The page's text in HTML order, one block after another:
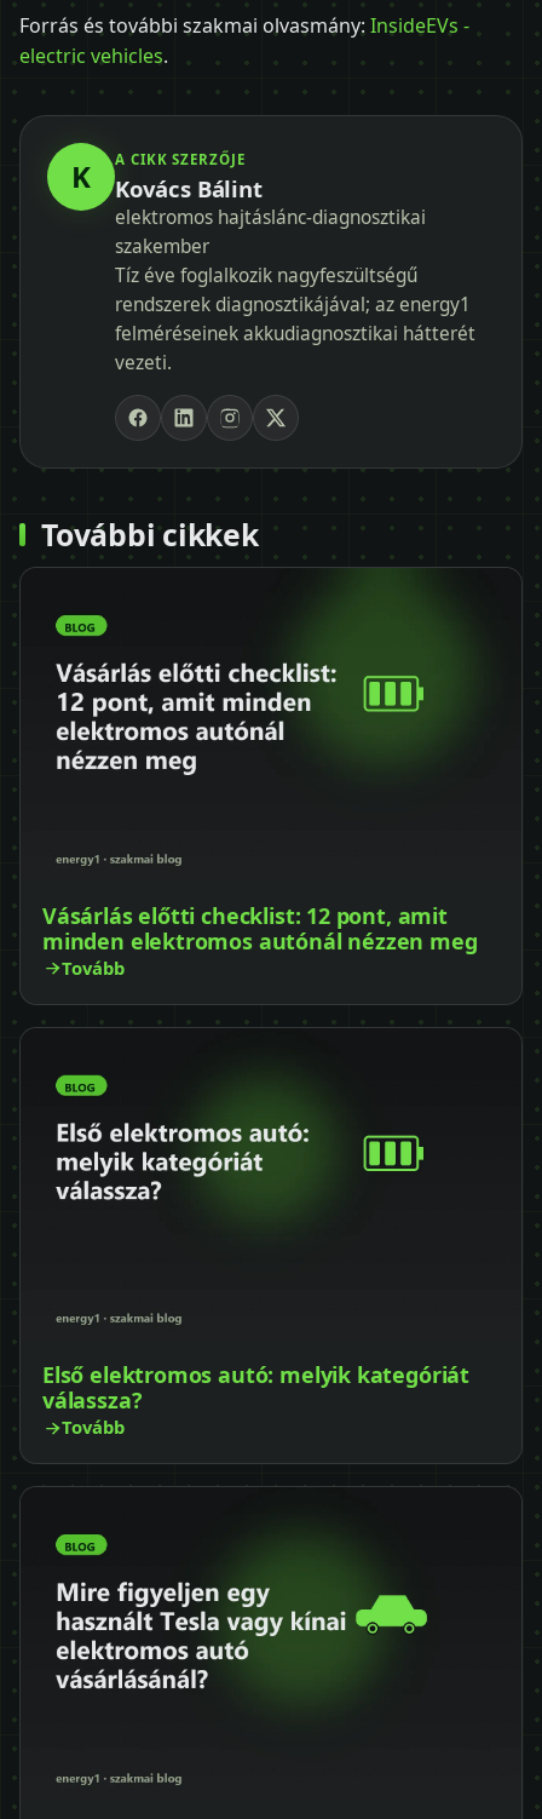
Forrás és további szakmai olvasmány: InsideEVs -
electric vehicles.
K A CIKK SZERZŐJE
Kovács Bálint
elektromos hajtáslánc-diagnosztikai
szakember
Tíz éve foglalkozik nagyfeszültségű
rendszerek diagnosztikájával; az energy1
felméréseinek akkudiagnosztikai hátterét
vezeti.
További cikkek
Vásárlás előtti checklist: 12 pont, amit
minden elektromos autónál nézzen meg
Tovább
Első elektromos autó: melyik kategóriát
válassza?
Tovább